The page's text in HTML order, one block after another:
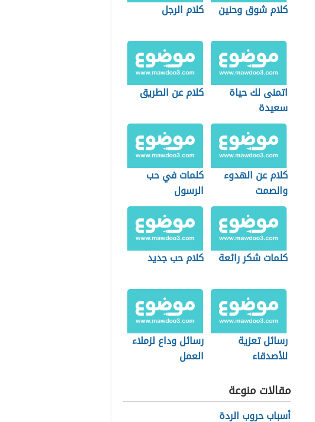
كلام شوق وحنين كلام الرجل
اتمنى لك حياة
سعيدة
كلام عن الطريق
كلام عن الهدوء
والصمت
كلمات في حب
الرسول
كلمات شكر رائعة كلام حب جديد
رسائل تعزية
للأصدقاء
رسائل وداع لزملاء
العمل
مقالات منوعة
أسباب حروب الردة